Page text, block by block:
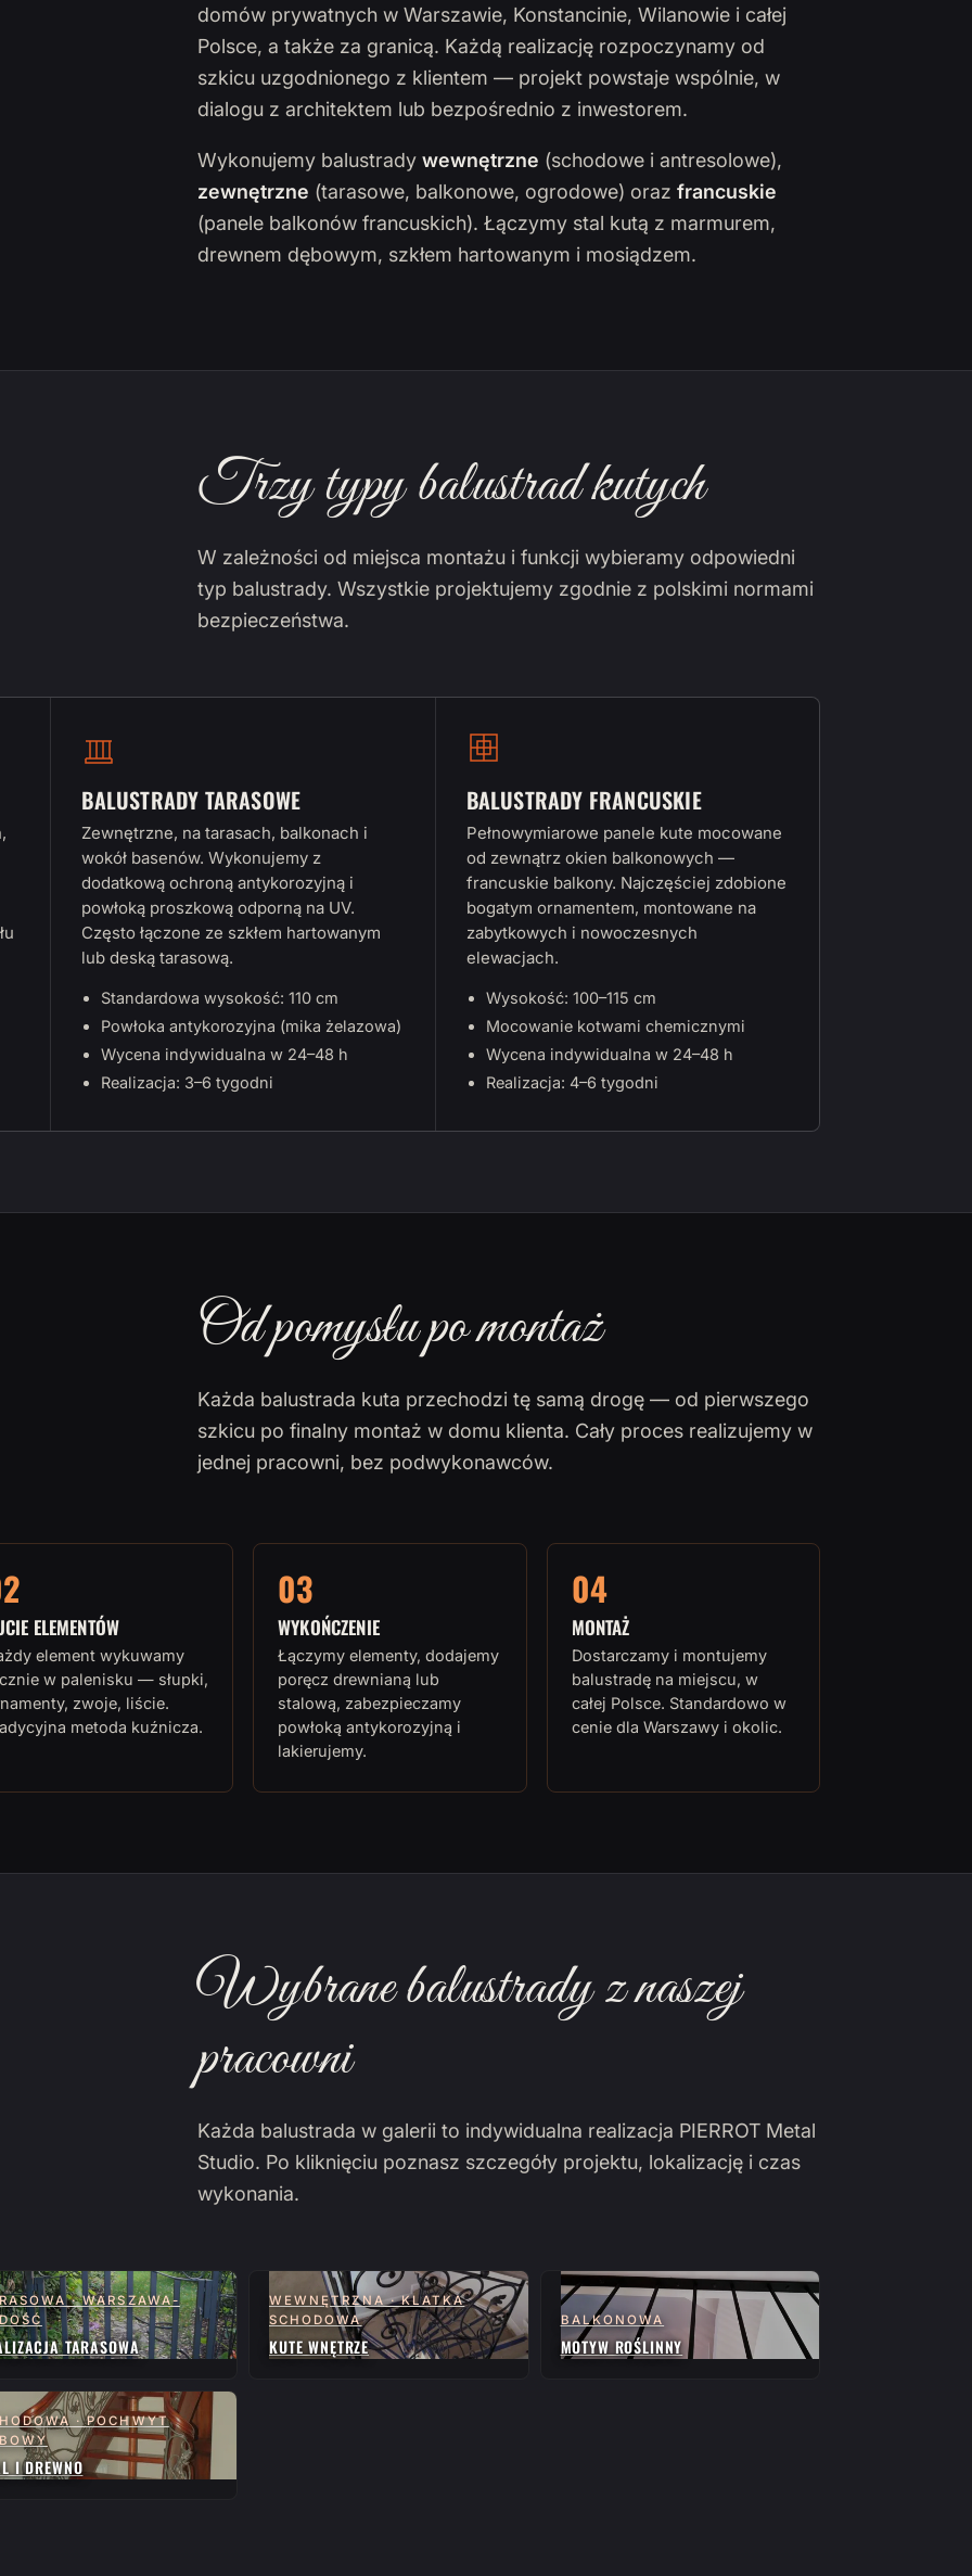
domów prywatnych w Warszawie, Konstancinie, Wilanowie i całej
Polsce, a także za granicą. Każdą realizację rozpoczynamy od
szkicu uzgodnionego z klientem — projekt powstaje wspólnie, w
dialogu z architektem lub bezpośrednio z inwestorem.
Wykonujemy balustrady wewnętrzne (schodowe i antresolowe),
zewnętrzne (tarasowe, balkonowe, ogrodowe) oraz francuskie
(panele balkonów francuskich). Łączymy stal kutą z marmurem,
drewnem dębowym, szkłem hartowanym i mosiądzem.
Trzy typy balustrad kutych
W zależności od miejsca montażu i funkcji wybieramy odpowiedni
typ balustrady. Wszystkie projektujemy zgodnie z polskimi normami
bezpieczeństwa.
BALUSTRADY TARASOWE
Zewnętrzne, na tarasach, balkonach i
wokół basenów. Wykonujemy z
dodatkową ochroną antykorozyjną i
powłoką proszkową odporną na UV.
Często łączone ze szkłem hartowanym
lub deską tarasową.
Standardowa wysokość: 110 cm
Powłoka antykorozyjna (mika żelazowa)
Wycena indywidualna w 24–48 h
Realizacja: 3–6 tygodni
BALUSTRADY FRANCUSKIE
Pełnowymiarowe panele kute mocowane
od zewnątrz okien balkonowych —
francuskie balkony. Najczęściej zdobione
bogatym ornamentem, montowane na
zabytkowych i nowoczesnych
elewacjach.
Wysokość: 100–115 cm
Mocowanie kotwami chemicznymi
Wycena indywidualna w 24–48 h
Realizacja: 4–6 tygodni
Od pomysłu po montaż
Każda balustrada kuta przechodzi tę samą drogę — od pierwszego
szkicu po finalny montaż w domu klienta. Cały proces realizujemy w
jednej pracowni, bez podwykonawców.
ELEMENTÓW
element wykuwamy
w palenisku — słupki,
zwoje, liście.
metoda kuźnicza.
03
WYKOŃCZENIE
Łączymy elementy, dodajemy
poręcz drewnianą lub
stalową, zabezpieczamy
powłoką antykorozyjną i
lakierujemy.
04
MONTAŻ
Dostarczamy i montujemy
balustradę na miejscu, w
całej Polsce. Standardowo w
cenie dla Warszawy i okolic.
Wybrane balustrady z naszej
pracowni
Każda balustrada w galerii to indywidualna realizacja PIERROT Metal
Studio. Po kliknięciu poznasz szczegóły projektu, lokalizację i czas
wykonania.
· WARSZAWA-
TARASOWA
WEWNĘTRZNA · KLATKA
SCHODOWA
KUTE WNĘTRZE
BALKONOWA
MOTYW ROŚLINNY
· POCHWYT
I DREWNO